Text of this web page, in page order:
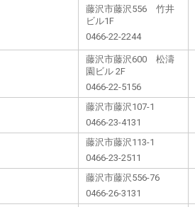
藤沢市藤沢556 竹井
ビル1F
0466-22-2244
藤沢市藤沢600 松濤
園ビル 2F
0466-22-5156
藤沢市藤沢107-1
0466-23-4131
藤沢市藤沢113-1
0466-23-2511
藤沢市藤沢556-76
0466-26-3131